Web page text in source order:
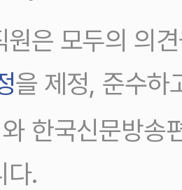
원은 모두의 의
을 제정, 준수하
한국신문방송
다.